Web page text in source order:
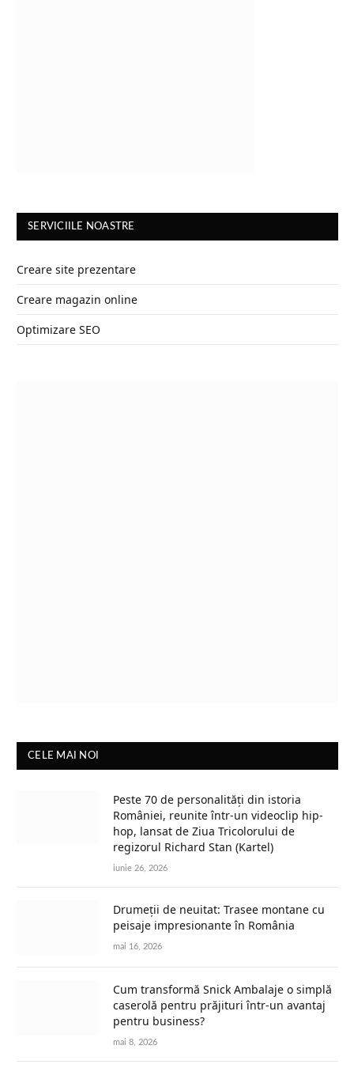
SERVICIILE NOASTRE
Creare site prezentare
Creare magazin online
Optimizare SEO
CELE MAI NOI
Peste 70 de personalități din istoria
României, reunite într-un videoclip hip-
hop, lansat de Ziua Tricolorului de
regizorul Richard Stan (Kartel)
iunie 26, 2026
Drumeții de neuitat: Trasee montane cu
peisaje impresionante în România
mai 16, 2026
Cum transformă Snick Ambalaje o simplă
caserolă pentru prăjituri într-un avantaj
pentru business?
mai 8, 2026